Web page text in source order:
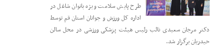
طرح پایش سلامت ویژه بانوان شاغل در
اداره کل ورزش و جوانان استان قم توسط
دکتر مرجان سعیدی نائب رئیس هیئت پزشکی ورزشی در محل سالن
حیدریان برگزار شد.